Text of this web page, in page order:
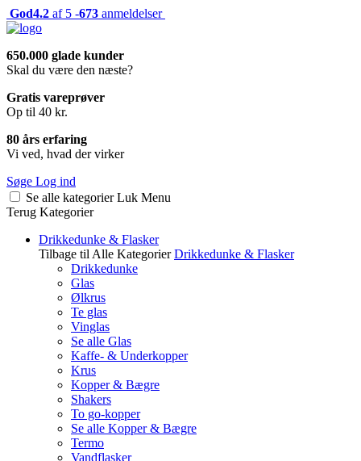
God4.2 af 5 -673 anmeldelser
650.000 glade kunder
Skal du være den næste?
Gratis vareprøver
Op til 40 kr.
80 års erfaring
Vi ved, hvad der virker
Søge Log ind
Se alle kategorier Luk Menu
Terug Kategorier
Drikkedunke & Flasker
Tilbage til Alle Kategorier Drikkedunke & Flasker
Drikkedunke
Glas
Ølkrus
Te glas
Vinglas
Se alle Glas
Kaffe- & Underkopper
Krus
Kopper & Bægre
Shakers
To go-kopper
Se alle Kopper & Bægre
Termo
Vandflasker